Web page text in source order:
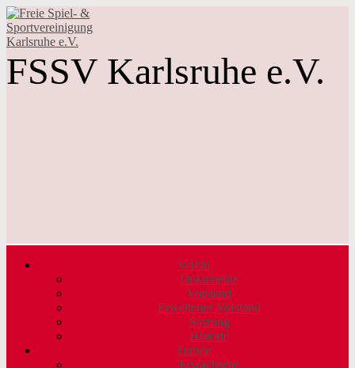
FSSV Karlsruhe e.V.
Verein
Dokumente
Vorstand
Erweiterter Vorstand
Satzung
Historie
Turnen
Erwachsene